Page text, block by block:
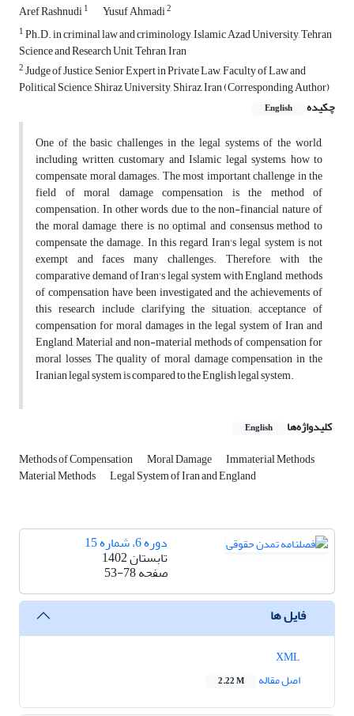
Aref Rashnudi1 Yusuf Ahmadi2
1Ph.D. in criminal law and criminology, Islamic Azad University, Tehran
Science and Research Unit, Tehran, Iran
2Judge of Justice, Senior Expert in Private Law, Faculty of Law and
Political Science, Shiraz University, Shiraz, Iran (Corresponding Author)
چکیده
English
One of the basic challenges in the legal systems of the world,
including written, customary and Islamic legal systems, how to
compensate moral damages. The most important challenge in the
field of moral damage compensation is the method of
compensation. In other words, due to the non-financial nature of
the moral damage, there is no optimal and consensus method to
compensate the damage. In this regard, Iran's legal system is not
exempt and faces many challenges. Therefore, with the
comparative demand of Iran's legal system with England, methods
of compensation have been investigated and the achievements of
this research include clarifying the situation; acceptance of
compensation for moral damages in the legal system of Iran and
England, Material and non-material methods of compensation for
moral losses, The quality of moral damage compensation in the
Iranian legal system is compared to the English legal system.
کلیدواژه‌ها English
Methods of Compensation Moral Damage Immaterial Methods
Material Methods Legal System of Iran and England
دوره 6، شماره 15
تابستان 1402
صفحه53-78
فایل ها
اصل مقاله
2.22 M